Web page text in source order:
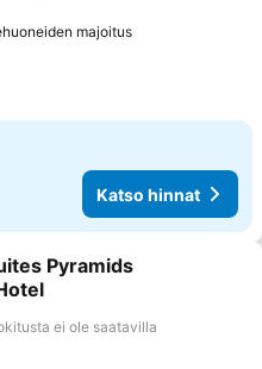
majoitus
Katso hinnat
suosikkeihin
Pyramids
ei ole saatavilla